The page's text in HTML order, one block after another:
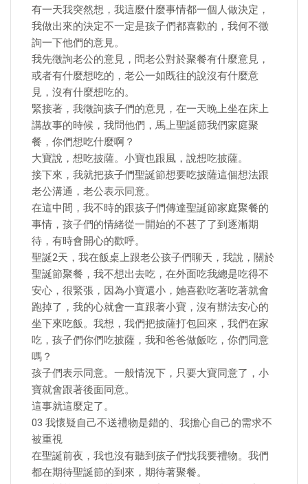
有一天我突然想，我這麼什麼事情都一個人做決定，
我做出來的決定不一定是孩子們都喜歡的，我何不徵
詢一下他們的意見。
我先徵詢老公的意見，問老公對於聚餐有什麼意見，
或者有什麼想吃的，老公一如既往的說沒有什麼意
見，沒有什麼想吃的。
緊接著，我徵詢孩子們的意見，在一天晚上坐在床上
講故事的時候，我問他們，馬上聖誕節我們家庭聚
餐，你們想吃什麼啊？
大寶說，想吃披薩。小寶也跟風，說想吃披薩。
接下來，我就把孩子們聖誕節想要吃披薩這個想法跟
老公溝通，老公表示同意。
在這中間，我不時的跟孩子們傳達聖誕節家庭聚餐的
事情，孩子們的情緒從一開始的不甚了了到逐漸期
待，有時會開心的歡呼。
聖誕2天，我在飯桌上跟老公孩子們聊天，我說，關於
聖誕節聚餐，我不想出去吃，在外面吃我總是吃得不
安心，很緊張，因為小寶還小，她喜歡吃著吃著就會
跑掉了，我的心就會一直跟著小寶，沒有辦法安心的
坐下來吃飯。我想，我們把披薩打包回來，我們在家
吃，孩子們你們吃披薩，我和爸爸做飯吃，你們同意
嗎？
孩子們表示同意。一般情況下，只要大寶同意了，小
寶就會跟著後面同意。
這事就這麼定了。
03 我懷疑自己不送禮物是錯的、我擔心自己的需求不
被重視
在聖誕前夜，我也沒有聽到孩子們找我要禮物。我們
都在期待聖誕節的到來，期待著聚餐。